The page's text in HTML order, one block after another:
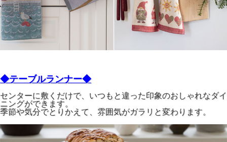
◆テーブルランナー◆
センターに敷くだけで、いつもと違った印象のおしゃれなダイ
ニングができます。
季節や気分でとりかえて、雰囲気がガラリと変わります。